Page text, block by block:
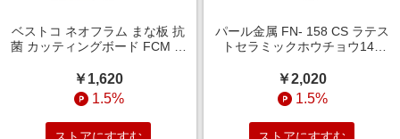
ベストコ ネオフラム まな板 抗
菌 カッティングボード FCM マ
￥1,620
1.5%
パール金属 FN- 158 CS ラテス
トセラミックホウチョウ140
￥2,020
1.5%